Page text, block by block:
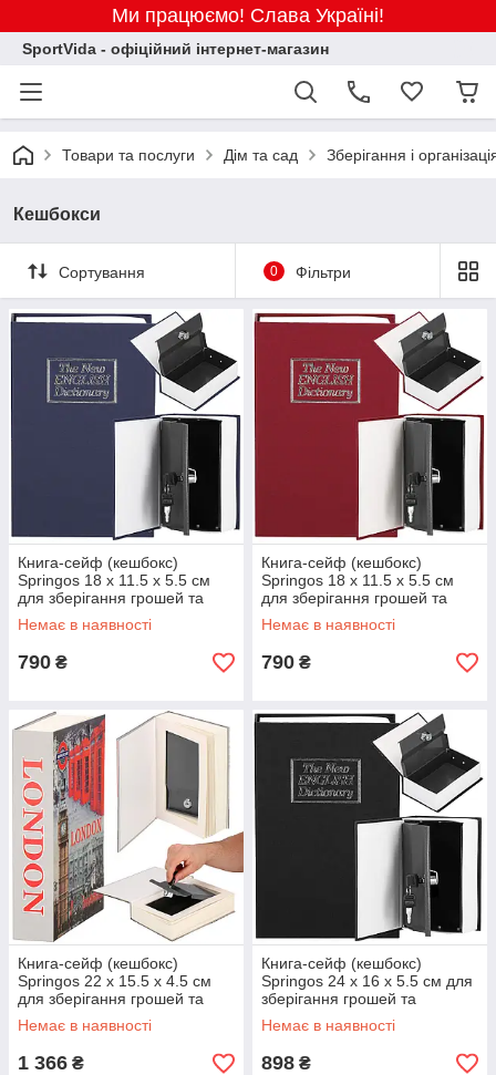
Ми працюємо! Слава Україні!
SportVida - офіційний інтернет-магазин
Товари та послуги Дім та сад Зберігання і
Кешбокси
Сортування 0 Фільтри
Книга-сейф (кешбокс)
Springos 18 x 11.5 x 5.5 см
для зберігання грошей та
цінностей HA5045
Немає в наявності
790 ₴
Книга-сейф (кешбокс)
Springos 18 x 11.5 x 5.5 см
для зберігання грошей та
цінностей HA5044
Немає в наявності
790 ₴
Книга-сейф (кешбокс)
Springos 22 x 15.5 x 4.5 см
для зберігання грошей та
цінностей HA5049
Немає в наявності
1 366 ₴
Книга-сейф (кешбокс)
Springos 24 x 16 x 5.5 см для
зберігання грошей та
цінностей HA5046
Немає в наявності
898 ₴